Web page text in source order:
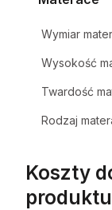
Wymiar
Wysokość
Twardość
Rodzaj
Koszty
produktu